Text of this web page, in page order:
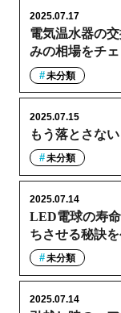
電気温水器の
みの相場をチェ
2025.07.17
未分類
もう落とさな
2025.07.15
未分類
LED電球の寿
ちさせる秘訣を
2025.07.14
未分類
2025.07.14